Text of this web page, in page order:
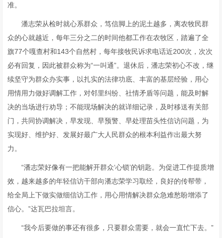
准。
潘志荣从检时就心系群众，笃信脚上的泥土越多，离农牧民群
众的心就越近，每年三分之二的时间他都工作在农牧区，踏遍了全
旗77个嘎查村和143个自然村，每年接牧民诉求电话近200次，次次
必有回复，因此被群众称为“一叫通”。退休后，潘志荣初心不改，继
续坚守为群众办实事，以扎实的法律功底、丰富的基层经验，用心
用情用力做好调解工作，对邻里纠纷、社情矛盾等问题，能及时解
决的当场进行劝导；不能现场解决的就详细记录，及时移送有关部
门，共同协调解决，早发现、早预警、早处理苗头性信访问题，为
实现好、维护好、发展好最广大人民群众的根本利益作出最大努
力。
“潘志荣好像有一把能解开群众‘心锁’的钥匙。为促进工作提质增
效，越来越多的年轻信访干部向潘志荣学习取经，良好的传帮带，
给全局上下做实做细信访工作，用心用情解决群众急难愁盼增添了
信心。”达瓦巴拉坦言。
“我今后要做的事还有很多，只要群众需要，就会一直忙下去。”